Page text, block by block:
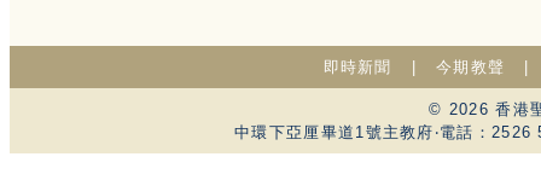
即時新聞 今期教聲
© 2026 香港
中環下亞厘畢道1號主教府‧電話：2526